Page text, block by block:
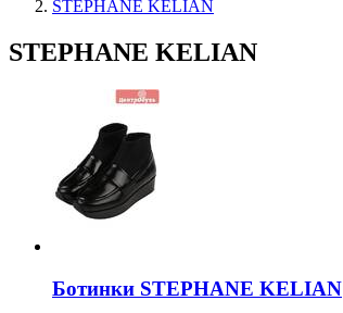
STEPHANE KELIAN
STEPHANE KELIAN
Ботинки STEPHANE KELIAN